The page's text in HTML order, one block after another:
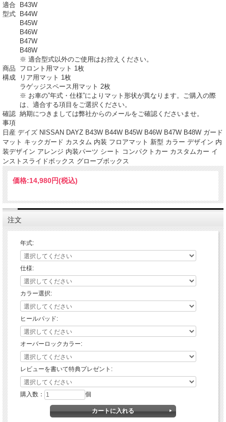
適合
型式
B43W
B44W
B45W
B46W
B47W
B48W
※ 適合型式以外のご使用はお控えください。
商品
構成
フロント用マット 1枚
リア用マット 1枚
ラゲッジスペース用マット 2枚
※ お車の”年式・仕様”によりマット形状が異なります。ご購入の際
は、適合する項目をご選択ください。
確認
事項
納期につきましては弊社からのメールをご確認くださいませ。
日産 デイズ NISSAN DAYZ B43W B44W B45W B46W B47W B48W ガード
マット キックガード カスタム 内装 フロアマット 新型 カラー デザイン 内
装デザイン アレンジ 内装パーツ シート コンパクトカー カスタムカー イ
ンストスライドボックス グローブボックス
価格:14,980円(税込)
注文
年式:
仕様:
カラー選択:
ヒールパッド:
オーバーロックカラー:
レビューを書いて特典プレゼント:
購入数： 個